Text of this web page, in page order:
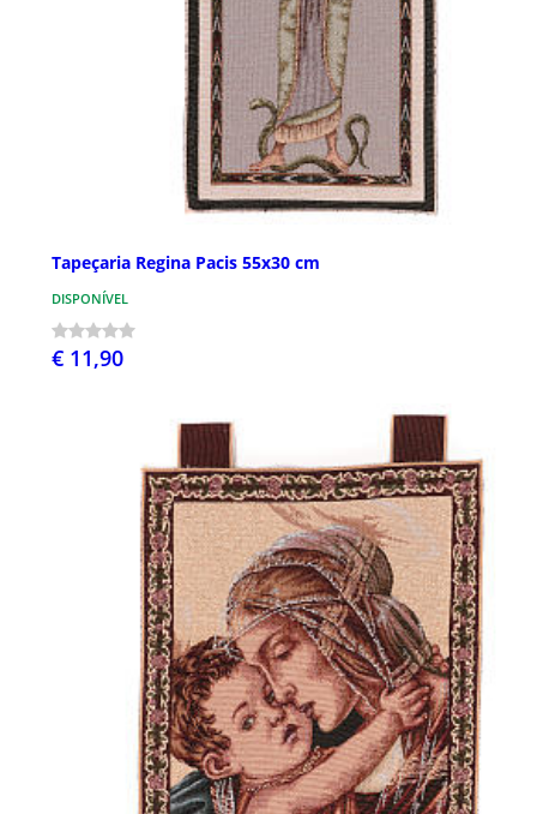
Tapeçaria Regina Pacis 55x30 cm
DISPONÍVEL
€ 11,90